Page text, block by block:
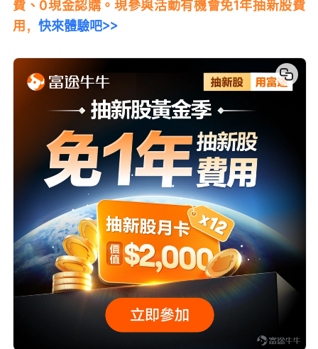
費、0現金認購。現參與活動有機會免1年抽新股費
用， 快來體驗吧>>